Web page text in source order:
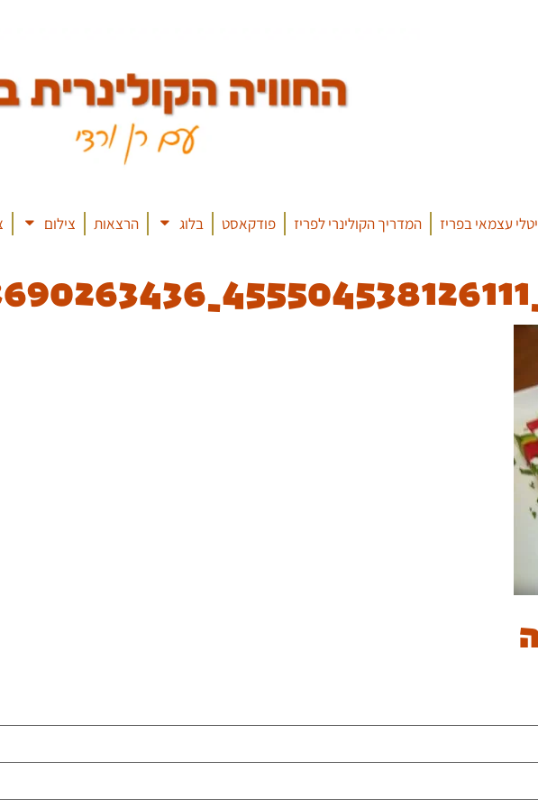
עצמאי בפריז המדריך הקולינרי לפריז פודקאסט בלוג הרצאות צילום